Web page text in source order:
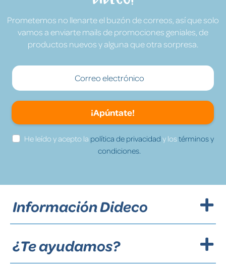
Prometemos no llenarte el buzón de correos, así que solo
vamos a enviarte mails de promociones geniales, de
productos nuevos y alguna que otra sorpresa.
¡Apúntate!
He leído y acepto la política de privacidad y lostérminos y
condiciones.
Información Dideco
¿Te ayudamos?